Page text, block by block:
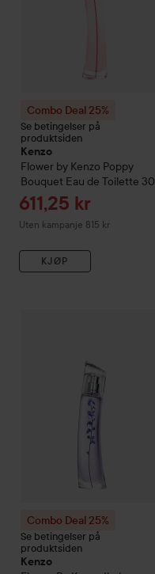
Combo Deal 25%
Se betingelser på
produktsiden
Kenzo
Flower by Kenzo Poppy
Bouquet Eau de Toilette 30
ml
Tilbudspris
611,25 kr
Uten kampanje 815 kr
KJØP
Combo Deal 25%
Se betingelser på
produktsiden
Kenzo